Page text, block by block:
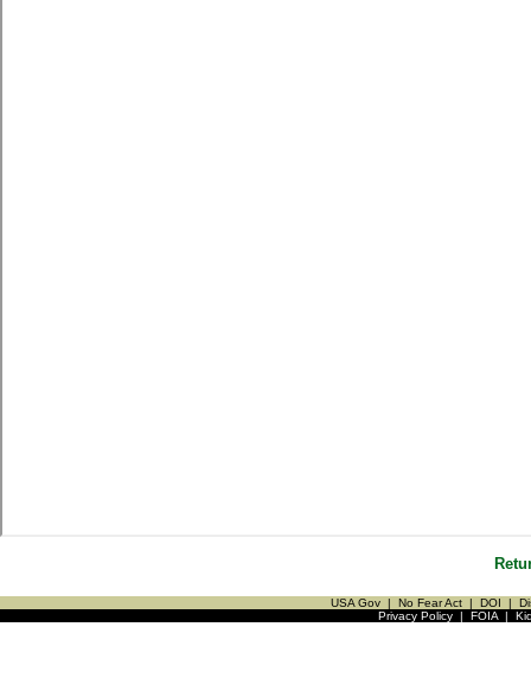
USA Gov | No Fear Act | DOI |
Privacy Policy| FOIA|